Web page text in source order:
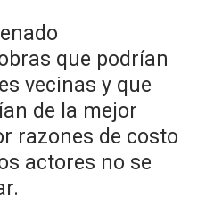
que podrían
vecinas y que
de la mejor
razones de costo
actores no se